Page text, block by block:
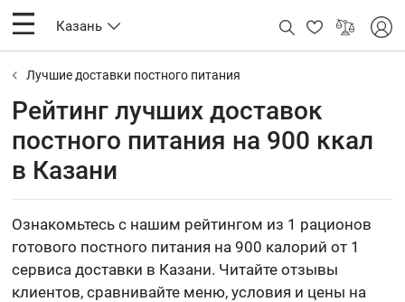
Казань
Лучшие доставки постного питания
Рейтинг лучших доставок
постного питания на 900 ккал
в Казани
Ознакомьтесь с нашим рейтингом из 1 рационов
готового постного питания на 900 калорий от 1
сервиса доставки в Казани. Читайте отзывы
клиентов, сравнивайте меню, условия и цены на